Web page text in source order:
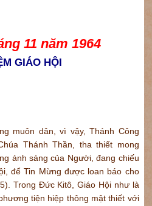
11 năm 1964
GIÁO HỘI
muôn dân, vì vậy, Thánh Công
Thánh Thần, tha thiết mong
ánh sáng của Người, đang chiếu
để Tin Mừng được loan báo cho
Trong Đức Kitô, Giáo Hội như là
tiện hiệp thông mật thiết với